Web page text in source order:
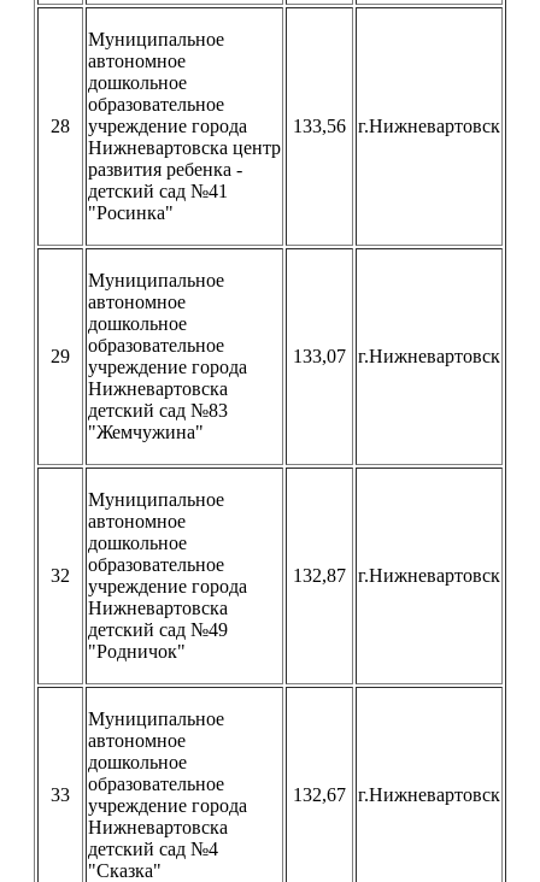
28
Муниципальное
автономное
дошкольное
образовательное
учреждение города
Нижневартовска центр
развития ребенка -
детский сад №41
"Росинка"
133,56 г.Нижневартовск
29
Муниципальное
автономное
дошкольное
образовательное
учреждение города
Нижневартовска
детский сад №83
"Жемчужина"
133,07 г.Нижневартовск
32
Муниципальное
автономное
дошкольное
образовательное
учреждение города
Нижневартовска
детский сад №49
"Родничок"
132,87 г.Нижневартовск
33
Муниципальное
автономное
дошкольное
образовательное
учреждение города
Нижневартовска
детский сад №4
"Сказка"
132,67 г.Нижневартовск